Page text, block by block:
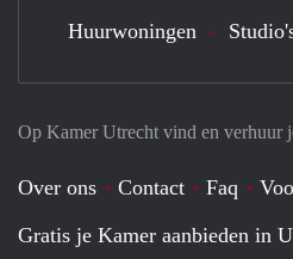
Op Kamer Utrecht vind en verhuur
Over ons Contact Faq
Gratis je Kamer aanbieden in
Huurwoningen